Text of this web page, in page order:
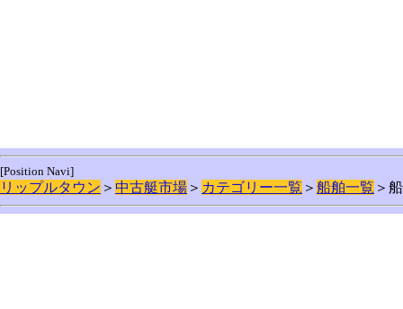
[Position Navi]
リップルタウン ＞ 中古艇市場 ＞ カテゴリー一覧 ＞ 船舶一覧 ＞